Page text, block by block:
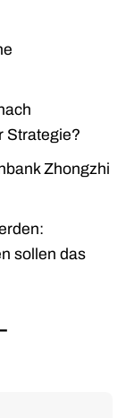
Strategie?
Zhongzhi
sollen das